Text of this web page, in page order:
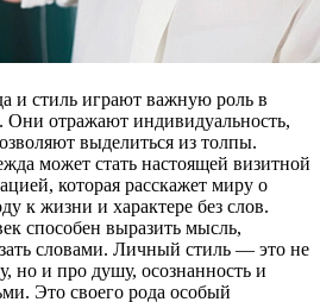
и стиль играют важную роль в
Они отражают индивидуальность,
выделиться из толпы.
может стать настоящей визитной
которая расскажет миру о
к жизни и характере без слов.
способен выразить мысль,
словами. Личный стиль — это не
но и про душу, осознанность и
Это своего рода особый